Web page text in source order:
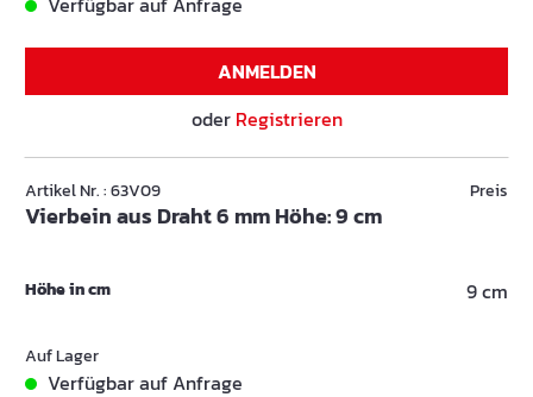
ANMELDEN
oder Registrieren
Artikel Nr. : 63V09
Vierbein aus Draht 6 mm Höhe: 9 cm
Preis
Höhe in cm 9 cm
Auf Lager
Verfügbar auf Anfrage